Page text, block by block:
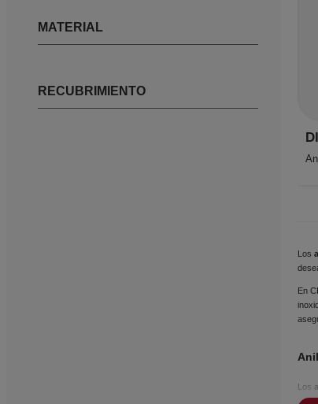
MATERIAL
RECUBRIMIENTO
Los
En
Los